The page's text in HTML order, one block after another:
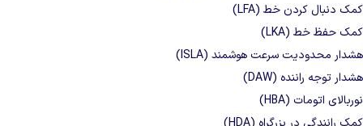
کمک دنبال‌ کردن خط (LFA)
کمک حفظ خط (LKA)
هشدار محدودیت سرعت هوشمند (ISLA)
هشدار توجه راننده (DAW)
نوربالای اتومات (HBA)